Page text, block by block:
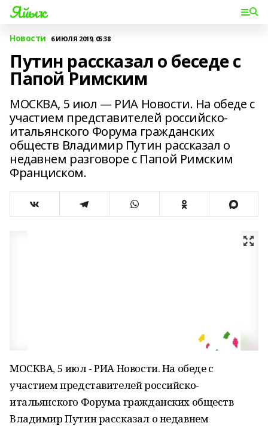
Яйыҡ
Новости 6 ИЮЛЯ 2019, 05:38
Путин рассказал о беседе с
Папой Римским
МОСКВА, 5 июл — РИА Новости. На обеде с
участием представителей российско-
итальянского Форума гражданских
обществ Владимир Путин рассказал о
недавнем разговоре с Папой Римским
Франциском.
МОСКВА, 5 июл - РИА Новости. На обеде с
участием представителей российско-
итальянского Форума гражданских обществ
Владимир Путин рассказал о недавнем